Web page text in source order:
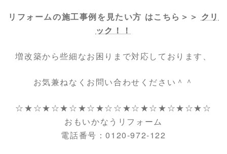
リフォームの施工事例を見たい方 はこちら＞＞ クリ
ック！！
増改築から些細なお困りまで対応しております、
お気兼ねなくお問い合わせください＾＾
☆★☆★☆★☆★☆★☆☆★☆★☆★☆★☆★☆
おもいかなうリフォーム
電話番号：0120-972-122